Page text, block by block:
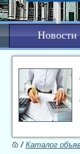
Новости
/Каталог